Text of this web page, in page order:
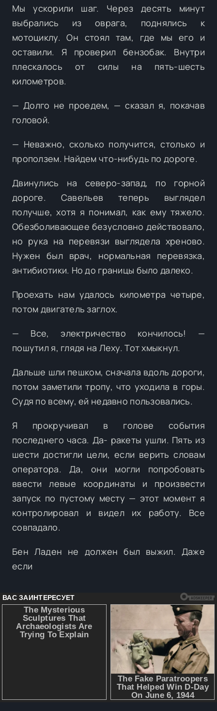
Мы ускорили шаг. Через десять минут
выбрались из оврага, поднялись к
мотоциклу. Он стоял там, где мы его и
оставили. Я проверил бензобак. Внутри
плескалось от силы на пять-шесть
километров.
— Долго не проедем, — сказал я, покачав
головой.
— Неважно, сколько получится, столько и
проползем. Найдем что-нибудь по дороге.
Двинулись на северо-запад, по горной
дороге. Савельев теперь выглядел
получше, хотя я понимал, как ему тяжело.
Обезболивающее безусловно действовало,
но рука на перевязи выглядела хреново.
Нужен был врач, нормальная перевязка,
антибиотики. Но до границы было далеко.
Проехать нам удалось километра четыре,
потом двигатель заглох.
— Все, электричество кончилось! —
пошутил я, глядя на Леху. Тот хмыкнул.
Дальше шли пешком, сначала вдоль дороги,
потом заметили тропу, что уходила в горы.
Судя по всему, ей недавно пользовались.
Я прокручивал в голове события
последнего часа. Да- ракеты ушли. Пять из
шести достигли цели, если верить словам
оператора. Да, они могли попробовать
ввести левые координаты и произвести
запуск по пустому месту — этот момент я
контролировал и видел их работу. Все
совпадало.
Бен Ладен не должен был выжил. Даже
если